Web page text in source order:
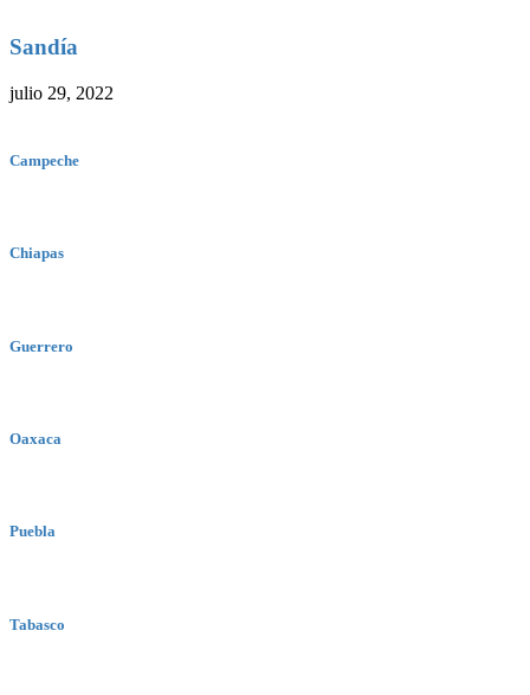
Sandía
julio 29, 2022
Campeche
Chiapas
Guerrero
Oaxaca
Puebla
Tabasco